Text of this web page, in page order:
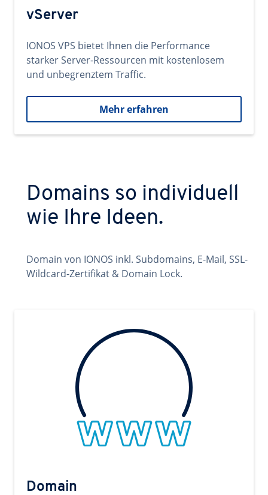
vServer
IONOS VPS bietet Ihnen die Performance
starker Server-Ressourcen mit kostenlosem
und unbegrenztem Traffic.
Mehr erfahren
Domains so individuell
wie Ihre Ideen.
Domain von IONOS inkl. Subdomains, E-Mail, SSL-
Wildcard-Zertifikat & Domain Lock.
Domain